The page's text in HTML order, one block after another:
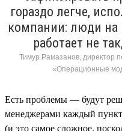
гораздо легче,
компании: люди на
работает не
Тимур Рамазанов, директор
«Операционные
Есть проблемы — будут
менеджерами каждый
(и это самое сложное,